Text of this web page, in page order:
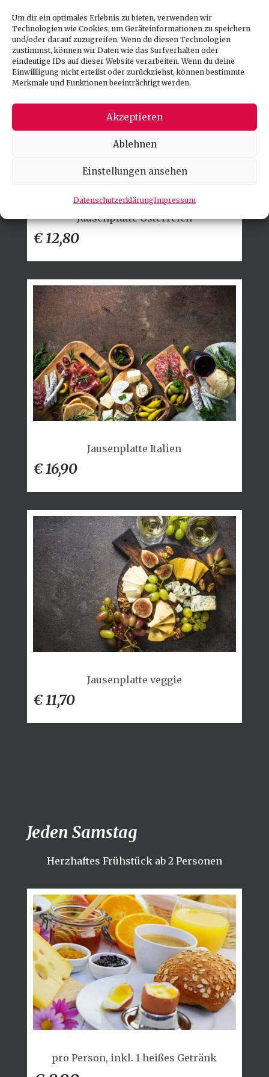
Um dir ein optimales Erlebnis zu bieten, verwenden wir
Technologien wie Cookies, um Geräteinformationen zu speichern
und/oder darauf zuzugreifen. Wenn du diesen Technologien
zustimmst, können wir Daten wie das Surfverhalten oder
eindeutige IDs auf dieser Website verarbeiten. Wenn du deine
Einwillligung nicht erteilst oder zurückziehst, können bestimmte
Merkmale und Funktionen beeinträchtigt werden.
Akzeptieren
Ablehnen
Einstellungen ansehen
DatenschutzerklärungImpressum
kalte Hauptspeisen
Jausenplatte Österreich
€ 12,80
Jausenplatte Italien
€ 16,90
Jausenplatte veggie
€ 11,70
Jeden Samstag
Herzhaftes Frühstück ab 2 Personen
pro Person, inkl. 1 heißes Getränk